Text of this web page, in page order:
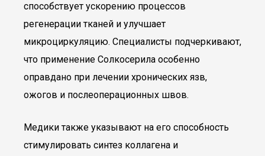
способствует ускорению процессов
регенерации тканей и улучшает
микроциркуляцию. Специалисты подчеркивают,
что применение Солкосерила особенно
оправдано при лечении хронических язв,
ожогов и послеоперационных швов.
Медики также указывают на его способность
стимулировать синтез коллагена и